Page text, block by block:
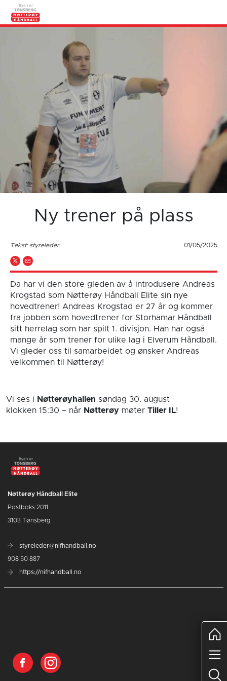
Ny trener på plass
Tekst: styreleder 01/05/2025
Da har vi den store gleden av å introdusere Andreas
Krogstad som Nøtterøy Håndball Elite sin nye
hovedtrener! Andreas Krogstad er 27 år og kommer
fra jobben som hovedtrener for Storhamar Håndball
sitt herrelag som har spilt 1. divisjon. Han har også
mange år som trener for ulike lag i Elverum Håndball.
Vi gleder oss til samarbeidet og ønsker Andreas
velkommen til Nøtterøy!
Vi ses i Nøtterøyhallen søndag 30. august
klokken 15:30 – når Nøtterøy møter Tiller IL!
Nøtterøy Håndball Elite
Postboks 2011
3103 Tønsberg
styreleder@nifhandball.no
908 50 887
https://nifhandball.no